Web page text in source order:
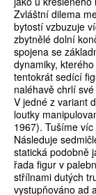
Zvláštní dilema
bytostí vzbuzuje
zbytnělé dolní
spojena se
dynamiky,
tentokrát sedící
naléhavě chrlí
V jedné z variant
loutky
1967). Tušíme
Následuje
statická podobně
řada figur v
střílnami dutých
vystupňováno ad